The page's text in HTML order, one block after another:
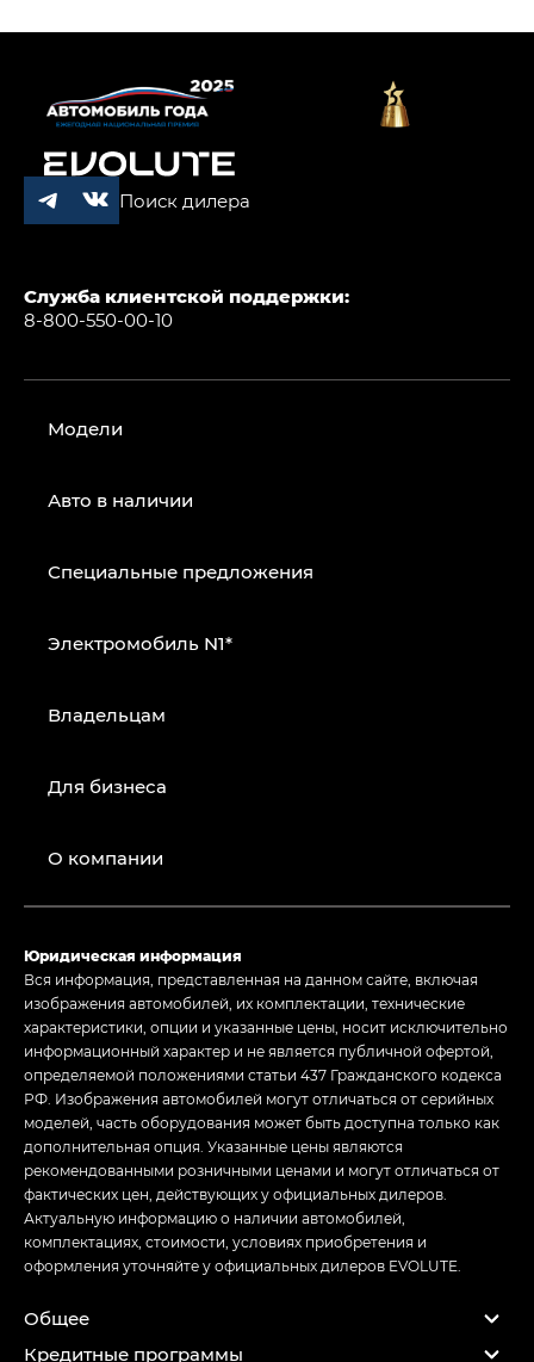
Поиск дилера
Служба клиентской поддержки:
8-800-550-00-10
Модели
Авто в наличии
Специальные предложения
Электромобиль N1*
Владельцам
Для бизнеса
О компании
Юридическая информация
Вся информация, представленная на данном сайте, включая
изображения автомобилей, их комплектации, технические
характеристики, опции и указанные цены, носит исключительно
информационный характер и не является публичной офертой,
определяемой положениями статьи 437 Гражданского кодекса
РФ. Изображения автомобилей могут отличаться от серийных
моделей, часть оборудования может быть доступна только как
дополнительная опция. Указанные цены являются
рекомендованными розничными ценами и могут отличаться от
фактических цен, действующих у официальных дилеров.
Актуальную информацию о наличии автомобилей,
комплектациях, стоимости, условиях приобретения и
оформления уточняйте у официальных дилеров EVOLUTE.
Общее
Кредитные программы